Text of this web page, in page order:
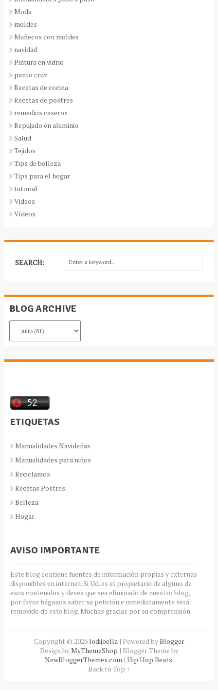
Moda
moldes
Muñecos con moldes
navidad
Pintura en vidrio
punto cruz
Recetas de cocina
Recetas de postres
remedios caseros
Repujado en aluminio
Salud
Tejidos
Tips de belleza
Tips para el hogar
tutorial
Videos
Vídeos
SEARCH:
BLOG ARCHIVE
ETIQUETAS
Manualidades Navideñas
Manualidades para niños
Reciclamos
Recetas Postres
Belleza
Hogar
AVISO IMPORTANTE
Este blog contiene fuentes de información propias y externas
disponibles en internet. Si Ud. es el propietario de alguno de
esos contenidos y desea que sea eliminado de nuestro blog,
por favor háganos saber su petición e inmediatamente será
removido de este blog. Muchas gracias por su comprensión.
Copyright © 2026 lodijoella| Powered byBlogger
Design byMyThemeShop | Blogger Theme by
NewBloggerThemes.com| Hip Hop Beats.
Back to Top ↑